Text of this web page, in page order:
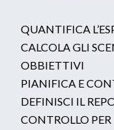
QUANTIFICA
CALCOLA GLI
OBBIETTIVI
PIANIFICA E
DEFINISCI IL
CONTROLLO